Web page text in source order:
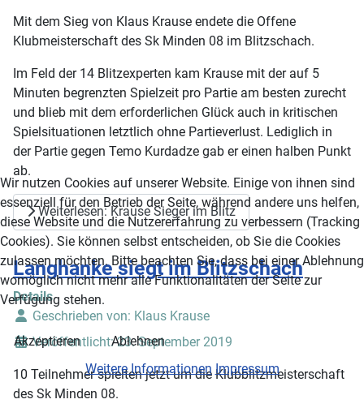
Mit dem Sieg von Klaus Krause endete die Offene
Klubmeisterschaft des Sk Minden 08 im Blitzschach.
Im Feld der 14 Blitzexperten kam Krause mit der auf 5
Minuten begrenzten Spielzeit pro Partie am besten zurecht
und blieb mit dem erforderlichen Glück auch in kritischen
Spielsituationen letztlich ohne Partieverlust. Lediglich in
der Partie gegen Temo Kurdadze gab er einen halben Punkt
ab.
Weiterlesen: Krause Sieger im Blitz
Langhanke siegt im Blitzschach
Details
Geschrieben von: Klaus Krause
Veröffentlicht: 23. September 2019
10 Teilnehmer spielten jetzt um die Klubblitzmeisterschaft
des Sk Minden 08.
Wir nutzen Cookies auf unserer Website. Einige von ihnen sind
essenziell für den Betrieb der Seite, während andere uns helfen,
diese Website und die Nutzererfahrung zu verbessern (Tracking
Cookies). Sie können selbst entscheiden, ob Sie die Cookies
zulassen möchten. Bitte beachten Sie, dass bei einer Ablehnung
womöglich nicht mehr alle Funktionalitäten der Seite zur
Verfügung stehen.
Akzeptieren
Ablehnen
Weitere Informationen Impressum